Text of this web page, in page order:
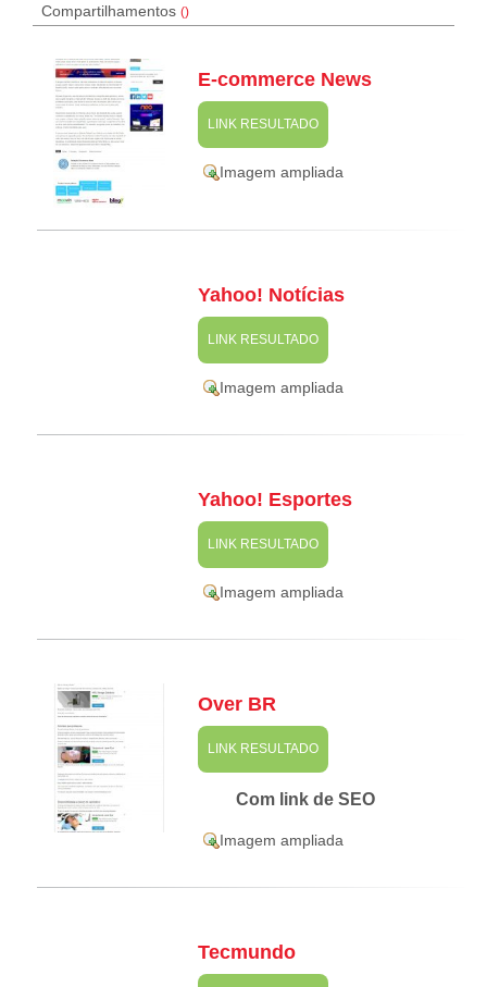
Compartilhamentos ()
E-commerce News
LINK RESULTADO
Imagem ampliada
Yahoo! Notícias
LINK RESULTADO
Imagem ampliada
Yahoo! Esportes
LINK RESULTADO
Imagem ampliada
Over BR
LINK RESULTADO
Com link de SEO
Imagem ampliada
Tecmundo